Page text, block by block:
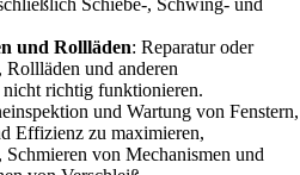
Schiebe-, Schwing- und
und Rollläden: Reparatur oder
Rollläden und anderen
nicht richtig funktionieren.
und Wartung von Fenstern,
Effizienz zu maximieren,
von Mechanismen und